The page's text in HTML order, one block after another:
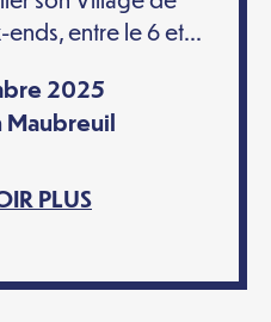
ends, entre le 6 et...
2025
PLUS